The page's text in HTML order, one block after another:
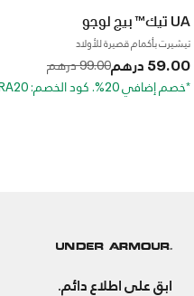
UA تيك™ بيج لوجو
تيشيرت بأكمام قصيرة للأولاد
59.00 درهم Price reduced from
99.00 درهم
to
*خصم إضافي 20%. كود الخصم: EXTRA20
ابق على اطلاع دائم.